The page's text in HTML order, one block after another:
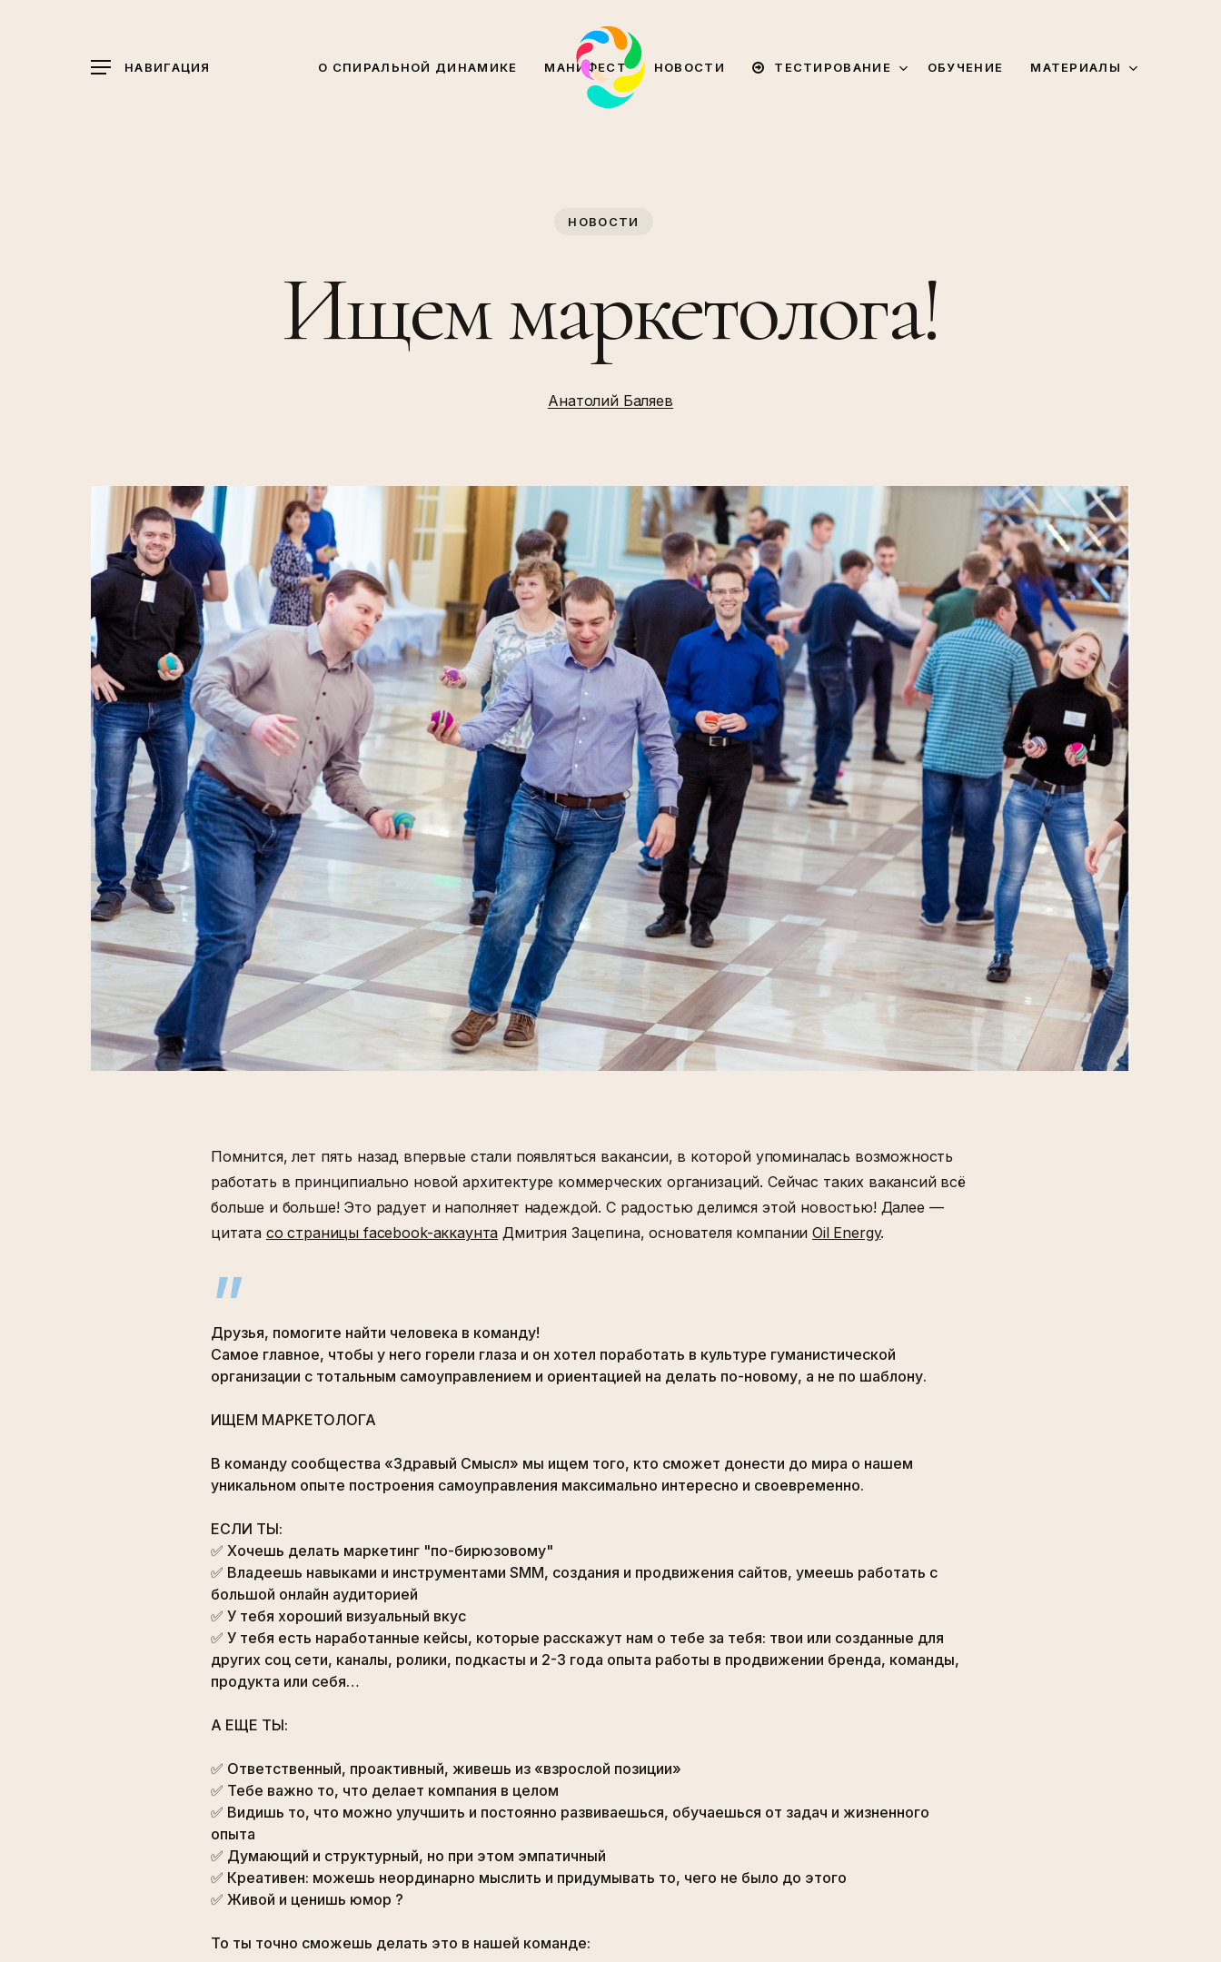
НАВИГАЦИЯ О СПИРАЛЬНОЙ ДИНАМИКЕ МАНИФЕСТ НОВОСТИ ТЕСТИРОВАНИЕ ОБУЧЕНИЕ МАТЕРИАЛЫ
НОВОСТИ
Ищем маркетолога!
Анатолий Баляев
Помнится, лет пять назад впервые стали появляться вакансии, в которой упоминалась возможность
работать в принципиально новой архитектуре коммерческих организаций. Сейчас таких вакансий всё
больше и больше! Это радует и наполняет надеждой. С радостью делимся этой новостью! Далее —
цитата со страницы facebook-аккаунта Дмитрия Зацепина, основателя компанииOil Energy.
”
Друзья, помогите найти человека в команду!
Самое главное, чтобы у него горели глаза и он хотел поработать в культуре гуманистической
организации с тотальным самоуправлением и ориентацией на делать по-новому, а не по шаблону.
ИЩЕМ МАРКЕТОЛОГА
В команду сообщества «Здравый Смысл» мы ищем того, кто сможет донести до мира о нашем
уникальном опыте построения самоуправления максимально интересно и своевременно.
ЕСЛИ ТЫ:
✅ Хочешь делать маркетинг "по-бирюзовому"
✅ Владеешь навыками и инструментами SMM, создания и продвижения сайтов, умеешь работать с
большой онлайн аудиторией
✅ У тебя хороший визуальный вкус
✅ У тебя есть наработанные кейсы, которые расскажут нам о тебе за тебя: твои или созданные для
других соц сети, каналы, ролики, подкасты и 2-3 года опыта работы в продвижении бренда, команды,
продукта или себя…
А ЕЩЕ ТЫ:
✅ Ответственный, проактивный, живешь из «взрослой позиции»
✅ Тебе важно то, что делает компания в целом
✅ Видишь то, что можно улучшить и постоянно развиваешься, обучаешься от задач и жизненного
опыта
✅ Думающий и структурный, но при этом эмпатичный
✅ Креативен: можешь неординарно мыслить и придумывать то, чего не было до этого
✅ Живой и ценишь юмор ?
То ты точно сможешь делать это в нашей команде: